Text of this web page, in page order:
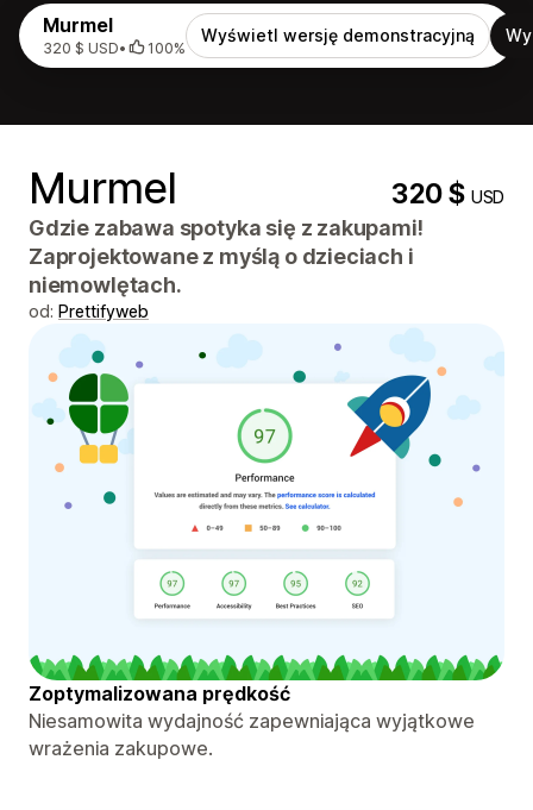
Murmel
320 $ USD• 100%
Wyświetl wersję demonstracyjną
Murmel 320 $USD
Gdzie zabawa spotyka się z zakupami!
Zaprojektowane z myślą o dzieciach i
niemowlętach.
od: Prettifyweb
Zoptymalizowana prędkość
Niesamowita wydajność zapewniająca wyjątkowe
wrażenia zakupowe.